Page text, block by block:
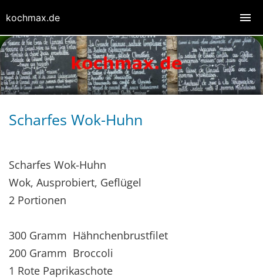
Scharfes Wok-Huhn
Scharfes Wok-Huhn
Wok, Ausprobiert, Geflügel
2 Portionen
300 Gramm Hähnchenbrustfilet
200 Gramm Broccoli
1 Rote Paprikaschote
kochmax.de